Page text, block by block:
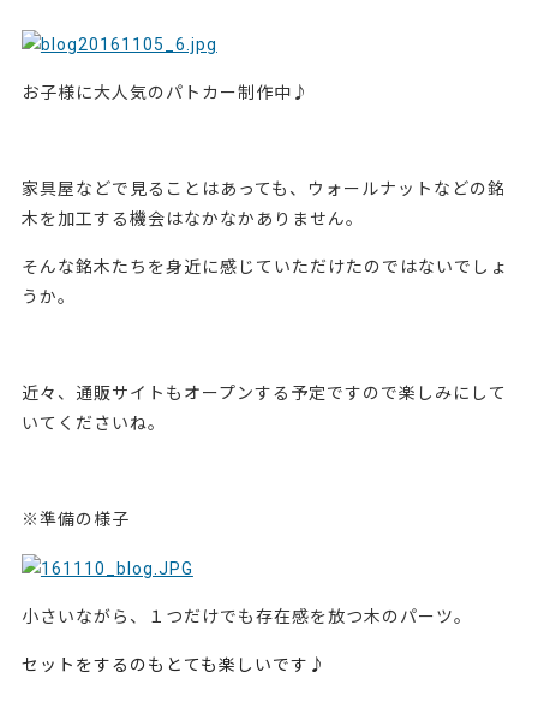
お子様に大人気のパトカー制作中♪
家具屋などで見ることはあっても、ウォールナットなどの銘
木を加工する機会はなかなかありません。
そんな銘木たちを身近に感じていただけたのではないでしょ
うか。
近々、通販サイトもオープンする予定ですので楽しみにして
いてくださいね。
※準備の様子
小さいながら、１つだけでも存在感を放つ木のパーツ。
セットをするのもとても楽しいです♪